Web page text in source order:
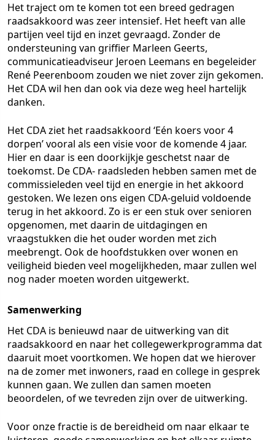
Het traject om te komen tot een breed gedragen
raadsakkoord was zeer intensief. Het heeft van alle
partijen veel tijd en inzet gevraagd. Zonder de
ondersteuning van griffier Marleen Geerts,
communicatieadviseur Jeroen Leemans en begeleider
René Peerenboom zouden we niet zover zijn gekomen.
Het CDA wil hen dan ook via deze weg heel hartelijk
danken.
Het CDA ziet het raadsakkoord ‘Eén koers voor 4
dorpen’ vooral als een visie voor de komende 4 jaar.
Hier en daar is een doorkijkje geschetst naar de
toekomst. De CDA- raadsleden hebben samen met de
commissieleden veel tijd en energie in het akkoord
gestoken. We lezen ons eigen CDA-geluid voldoende
terug in het akkoord. Zo is er een stuk over senioren
opgenomen, met daarin de uitdagingen en
vraagstukken die het ouder worden met zich
meebrengt. Ook de hoofdstukken over wonen en
veiligheid bieden veel mogelijkheden, maar zullen wel
nog nader moeten worden uitgewerkt.
Samenwerking
Het CDA is benieuwd naar de uitwerking van dit
raadsakkoord en naar het collegewerkprogramma dat
daaruit moet voortkomen. We hopen dat we hierover
na de zomer met inwoners, raad en college in gesprek
kunnen gaan. We zullen dan samen moeten
beoordelen, of we tevreden zijn over de uitwerking.
Voor onze fractie is de bereidheid om naar elkaar te